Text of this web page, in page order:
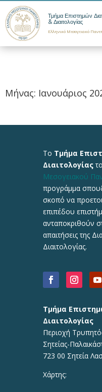
Τμήμα Επιστημών
& Διαιτολογίας
Ελληνικό Μεσογειακό
Μήνας: Ιανουάριος
Το Τμήμα
Διαιτολογίας
Μεσογειακού
προγράμμα
σκοπό να
επιπέδου
ανταποκριθούν
απαιτήσεις της
Διαιτολογίας.
Τμήμα
Διαιτολογίας
Περιοχή
Σητείας-
723 00 Σητεία
Χάρτης: